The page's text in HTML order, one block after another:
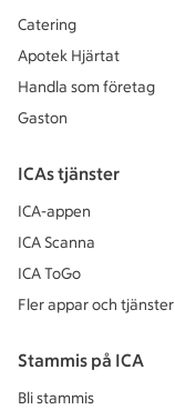
Catering
Apotek Hjärtat
Handla som företag
Gaston
ICAs tjänster
ICA-appen
ICA Scanna
ICA ToGo
Fler appar och tjänster
Stammis på ICA
Bli stammis